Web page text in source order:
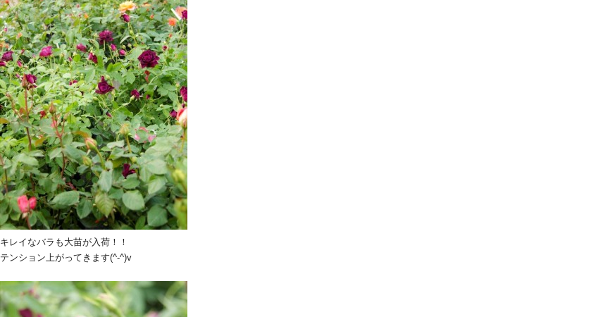
キレイなバラも大苗が入荷！！
テンション上がってきます(^-^)v